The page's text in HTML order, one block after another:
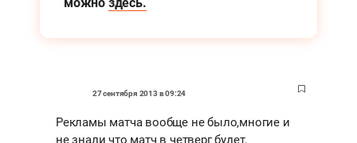
27 сентября 2013 в 09:24
Рекламы матча вообще не было,многие и
не знали что матч в четверг будет.